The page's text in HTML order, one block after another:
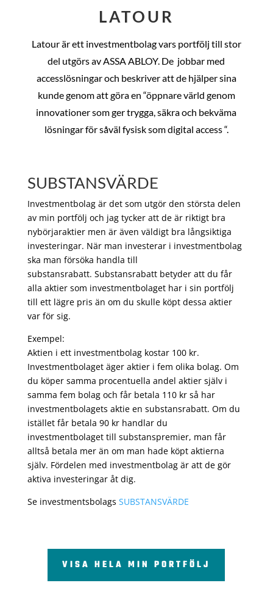
LATOUR
Latour är ett investmentbolag vars portfölj till stor
del utgörs av ASSA ABLOY. De jobbar med
accesslösningar och beskriver att de hjälper sina
kunde genom att göra en “öppnare värld genom
innovationer som ger trygga, säkra och bekväma
lösningar för såväl fysisk som digital access “.
SUBSTANSVÄRDE
Investmentbolag är det som utgör den största delen
av min portfölj och jag tycker att de är riktigt bra
nybörjaraktier men är även väldigt bra långsiktiga
investeringar. När man investerar i investmentbolag
ska man försöka handla till
substansrabatt. Substansrabatt betyder att du får
alla aktier som investmentbolaget har i sin portfölj
till ett lägre pris än om du skulle köpt dessa aktier
var för sig.
Exempel:
Aktien i ett investmentbolag kostar 100 kr.
Investmentbolaget äger aktier i fem olika bolag. Om
du köper samma procentuella andel aktier själv i
samma fem bolag och får betala 110 kr så har
investmentbolagets aktie en substansrabatt. Om du
istället får betala 90 kr handlar du
investmentbolaget till substanspremier, man får
alltså betala mer än om man hade köpt aktierna
själv. Fördelen med investmentbolag är att de gör
aktiva investeringar åt dig.
Se investmentsbolags SUBSTANSVÄRDE
VISA HELA MIN PORTFÖLJ